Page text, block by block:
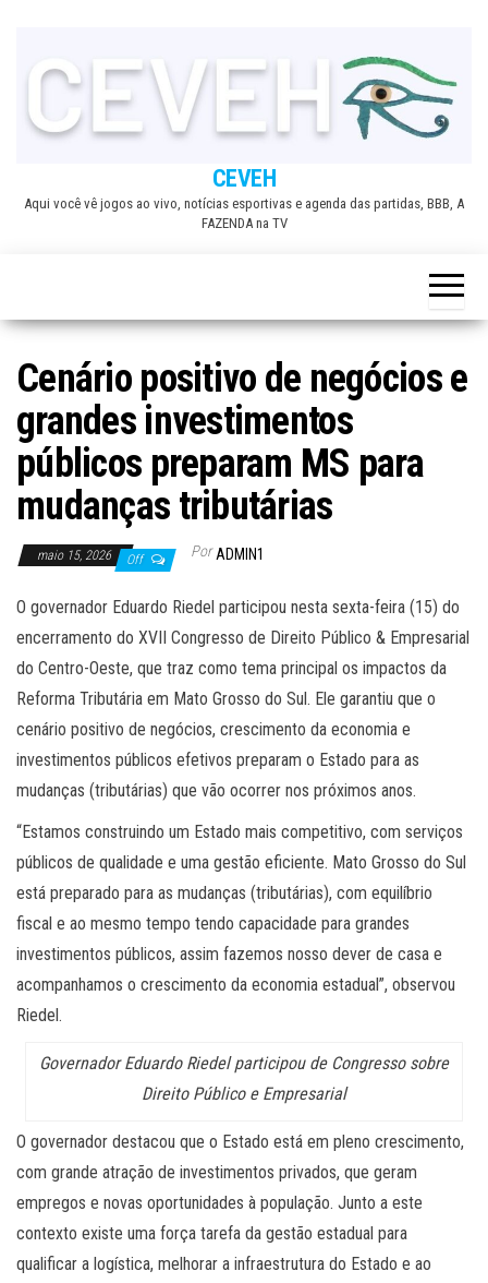
CEVEH
Aqui você vê jogos ao vivo, notícias esportivas e agenda das partidas, BBB, A
FAZENDA na TV
Cenário positivo de negócios e
grandes investimentos
públicos preparam MS para
mudanças tributárias
maio 15, 2026 Off Por ADMIN1
O governador Eduardo Riedel participou nesta sexta-feira (15) do
encerramento do XVII Congresso de Direito Público & Empresarial
do Centro-Oeste, que traz como tema principal os impactos da
Reforma Tributária em Mato Grosso do Sul. Ele garantiu que o
cenário positivo de negócios, crescimento da economia e
investimentos públicos efetivos preparam o Estado para as
mudanças (tributárias) que vão ocorrer nos próximos anos.
“Estamos construindo um Estado mais competitivo, com serviços
públicos de qualidade e uma gestão eficiente. Mato Grosso do Sul
está preparado para as mudanças (tributárias), com equilíbrio
fiscal e ao mesmo tempo tendo capacidade para grandes
investimentos públicos, assim fazemos nosso dever de casa e
acompanhamos o crescimento da economia estadual”, observou
Riedel.
Governador Eduardo Riedel participou de Congresso sobre
Direito Público e Empresarial
O governador destacou que o Estado está em pleno crescimento,
com grande atração de investimentos privados, que geram
empregos e novas oportunidades à população. Junto a este
contexto existe uma força tarefa da gestão estadual para
qualificar a logística, melhorar a infraestrutura do Estado e ao